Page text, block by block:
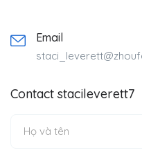
Email
Contact stacileverett7